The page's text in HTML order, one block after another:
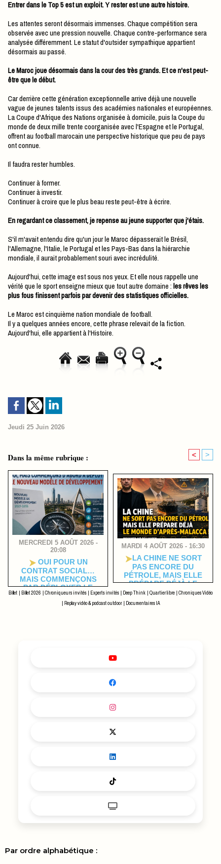
Entrer dans le Top 5 est un exploit. Y rester est une autre histoire.
Les attentes seront désormais immenses. Chaque compétition sera
observée avec une pression nouvelle. Chaque contre-performance sera
analysée différemment. Le statut d'outsider sympathique appartient
désormais au passé.
Le Maroc joue désormais dans la cour des très grands. Et ce n'est peut-
être que le début.
Car derrière cette génération exceptionnelle arrive déjà une nouvelle
vague de jeunes talents issus des académies nationales et européennes.
La Coupe d'Afrique des Nations organisée à domicile, puis la Coupe du
monde de deux mille trente coorganisée avec l'Espagne et le Portugal,
offrent au football marocain une perspective historique que peu de pays
ont connue.
Il faudra rester humbles.
Continuer à former.
Continuer à investir.
Continuer à croire que le plus beau reste peut-être à écrire.
En regardant ce classement, je repense au jeune supporter que j'étais.
S'il m'avait entendu dire qu'un jour le Maroc dépasserait le Brésil,
l'Allemagne, l'Italie, le Portugal et les Pays-Bas dans la hiérarchie
mondiale, il aurait probablement souri avec incrédulité.
Aujourd'hui, cette image est sous nos yeux. Et elle nous rappelle une
vérité que le sport enseigne mieux que tout autre domaine :les rêves les
plus fous finissent parfois par devenir des statistiques officielles.
Le Maroc est cinquième nation mondiale de football.
Il y a quelques années encore, cette phrase relevait de la fiction.
Aujourd'hui, elle appartient à l'Histoire.
Jeudi 25 Juin 2026
Dans la même rubrique : < >
MERCREDI 5 AOÛT 2026 -
20:08
OUI POUR UN
CONTRAT SOCIAL…
MAIS COMMENÇONS
PAR DÉPLOYER LE
NOUVEAU MODÈLE DE
DÉVELOPPEMENT !
MARDI 4 AOÛT 2026 - 16:30
​LA CHINE NE SORT
PAS ENCORE DU
PÉTROLE, MAIS ELLE
PRÉPARE DÉJÀ LE
MONDE D’APRÈS-
MALACCA !
Billet | Billet 2026 | Chroniqueurs invités | Experts invités | Deep Think | Quartier libre | Chroniques Vidéo
| Replay vidéo & podcast outdoor | Documentaires IA
Par ordre alphabétique :